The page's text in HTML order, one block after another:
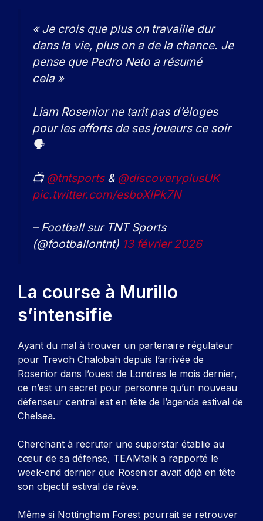
« Je crois que plus on travaille dur
dans la vie, plus on a de la chance. Je
pense que Pedro Neto a résumé
cela »
Liam Rosenior ne tarit pas d’éloges
pour les efforts de ses joueurs ce soir
🗣️
📺 @tntsports& @discoveryplusUK
pic.twitter.com/esboXlPk7N
– Football sur TNT Sports
(@footballontnt) 13 février 2026
La course à Murillo
s’intensifie
Ayant du mal à trouver un partenaire régulateur
pour Trevoh Chalobah depuis l’arrivée de
Rosenior dans l’ouest de Londres le mois dernier,
ce n’est un secret pour personne qu’un nouveau
défenseur central est en tête de l’agenda estival de
Chelsea.
Cherchant à recruter une superstar établie au
cœur de sa défense, TEAMtalk a rapporté le
week-end dernier que Rosenior avait déjà en tête
son objectif estival de rêve.
Même si Nottingham Forest pourrait se retrouver